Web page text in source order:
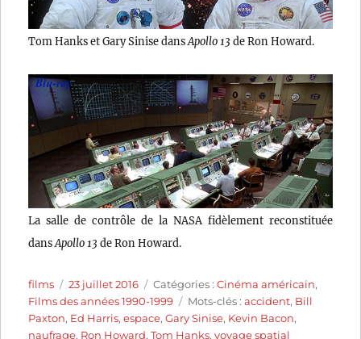
Tom Hanks et Gary Sinise dansApollo 13 de Ron Howard.
La salle de contrôle de la NASA fidèlement reconstituée
dansApollo 13 de Ron Howard.
Auteur
films
Publié
le
23 juillet 2016 Catégories
Catégories :Cinéma américain,
Films des années 1990-1999
Étiquettes
Mots-clés :accident, Bill
Paxton, Ed Harris,espace,Gary Sinise, Kevin Bacon,
naufrage, Ron Howard,Tom Hanks,voyage spatial